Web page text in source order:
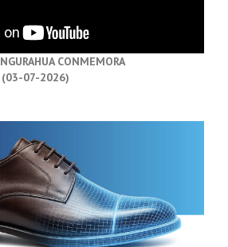
CONMEMORA
(03-07-2026)